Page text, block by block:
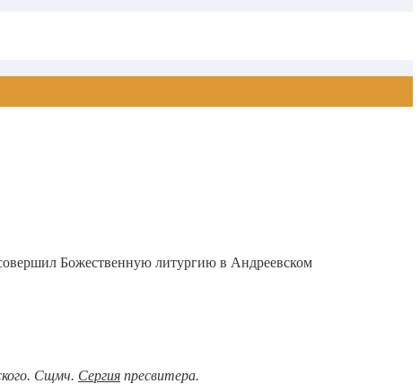
Божественную литургию в Андреевском
Сщмч. Сергия пресвитера.